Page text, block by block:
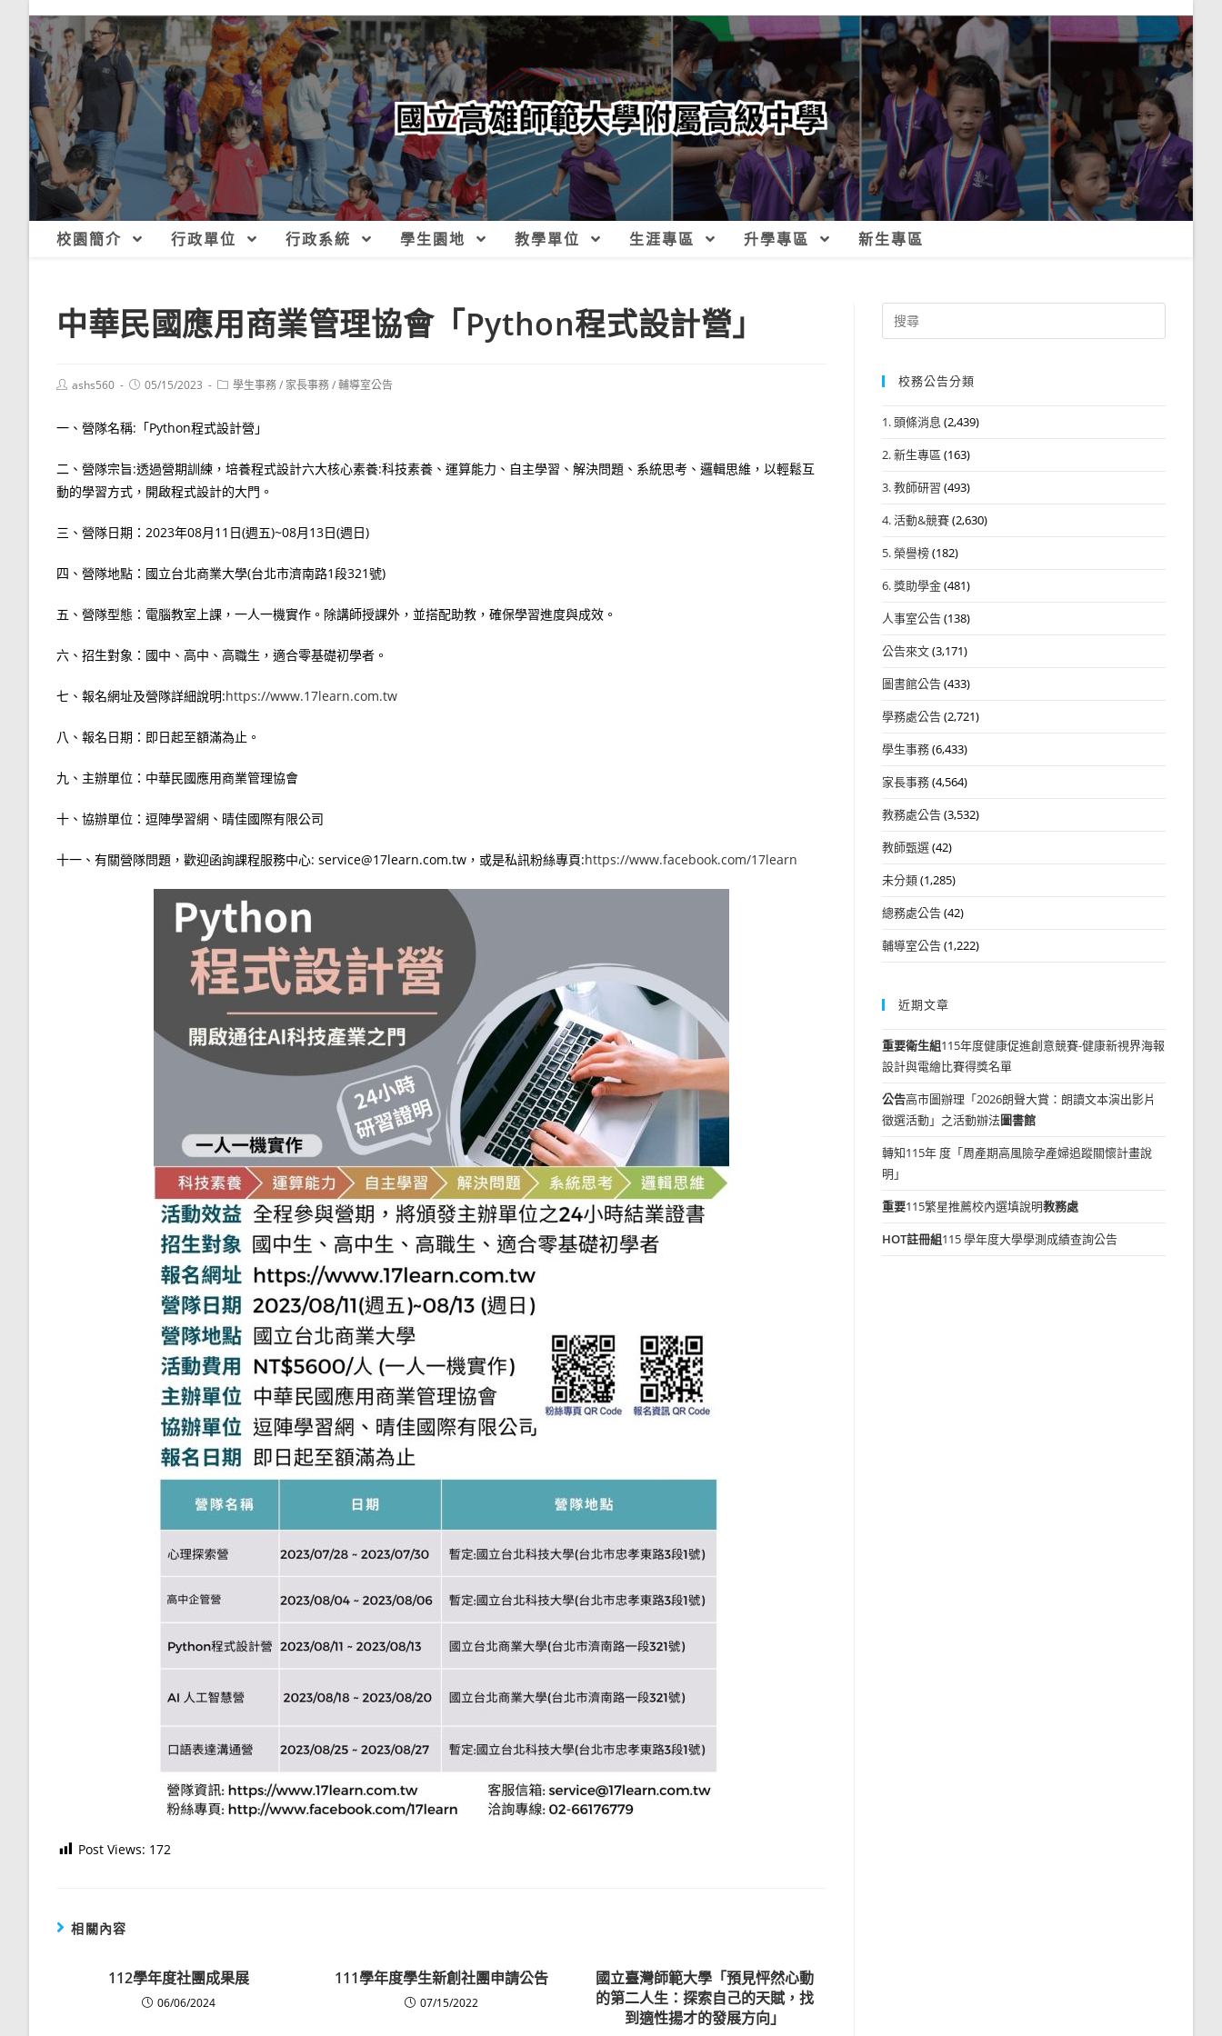
校園簡介 行政單位 行政系統 學生園地 教學單位 生涯專區 升學專區 新生專區
中華民國應用商業管理協會「Python程式設計營」
Postashs560
Post05/15/2023
Post學生事務/ 家長事務/輔導室公告
一、營隊名稱:「Python程式設計營」
二、營隊宗旨:透過營期訓練，培養程式設計六大核心素養:科技素養、運算能力、自主學習、解決問題、系統思考、邏輯思維，以輕鬆互
動的學習方式，開啟程式設計的大門。
三、營隊日期：2023年08月11日(週五)~08月13日(週日)
四、營隊地點：國立台北商業大學(台北市濟南路1段321號)
五、營隊型態：電腦教室上課，一人一機實作。除講師授課外，並搭配助教，確保學習進度與成效。
六、招生對象：國中、高中、高職生，適合零基礎初學者。
七、報名網址及營隊詳細說明:https://www.17learn.com.tw
八、報名日期：即日起至額滿為止。
九、主辦單位：中華民國應用商業管理協會
十、協辦單位：逗陣學習網、晴佳國際有限公司
十一、有關營隊問題，歡迎函詢課程服務中心: service@17learn.com.tw，或是私訊粉絲專頁:https://www.facebook.com/17learn
Post Views: 172
相關內容
112學年度社團成果展
06/06/2024
111學年度學生新創社團申請公告
07/15/2022
國立臺灣師範大學「預見怦然心動
的第二人生：探索自己的天賦，找
到適性揚才的發展方向」
Search
for:
校務公告分類
1. 頭條消息 (2,439)
2. 新生專區 (163)
3. 教師研習 (493)
4. 活動&競賽(2,630)
5. 榮譽榜(182)
6. 獎助學金(481)
人事室公告(138)
公告來文(3,171)
圖書館公告(433)
學務處公告(2,721)
學生事務(6,433)
家長事務(4,564)
教務處公告(3,532)
教師甄選(42)
未分類(1,285)
總務處公告(42)
輔導室公告(1,222)
近期文章
重要衛生組115年度健康促進創意競賽-健康新視界海報
設計與電繪比賽得獎名單
公告高市圖辦理「2026朗聲大賞：朗讀文本演出影片
徵選活動」之活動辦法圖書館
轉知115年 度「周產期高風險孕產婦追蹤關懷計畫說
明」
重要115繁星推薦校內選填說明教務處
HOT註冊組115 學年度大學學測成績查詢公告